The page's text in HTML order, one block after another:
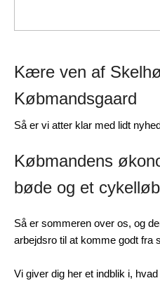
Kære ven af
Købmandsgaard
Så er vi atter klar med lidt
Købmandens
bøde og et cykelløb
Så er sommeren over os, og
arbejdsro til at komme godt fra
Vi giver dig her et indblik i,